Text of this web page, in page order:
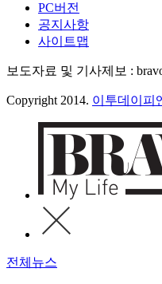
PC버전
공지사항
사이트맵
보도자료 및 기사제보 :
Copyright 2014. 이투데이피
전체뉴스